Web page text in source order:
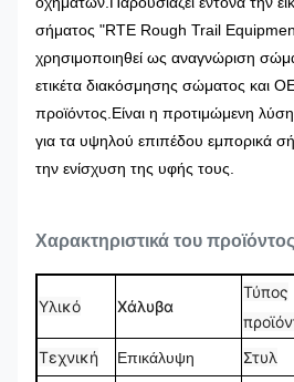
σήματος "RTE Rough Trail
χρησιμοποιηθεί ως αναγνώριση
ετικέτα διακόσμησης σώματος και
προϊόντος.Είναι η προτιμώμενη
για τα υψηλού επιπέδου εμπορικά
την ενίσχυση της υφής τους.
Χαρακτηριστικά του προϊόντος
Υλικό Χάλυβα
Τύπος
Τεχνική
Επικάλυψη Στυλ